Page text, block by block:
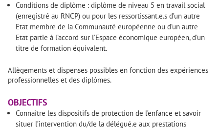
Conditions de diplôme : diplôme de niveau 5 en travail social
(enregistré au RNCP) ou pour les ressortissant.e.s d’un autre
Etat membre de la Communauté européenne ou d’un autre
Etat partie à l’accord sur l’Espace économique européen, d’un
titre de formation équivalent.
Allègements et dispenses possibles en fonction des expériences
professionnelles et des diplômes.
OBJECTIFS
Connaître les dispositifs de protection de l’enfance et savoir
situer l’intervention du/de la délégué.e aux prestations